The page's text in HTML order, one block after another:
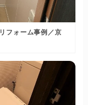
フォーム事例／京